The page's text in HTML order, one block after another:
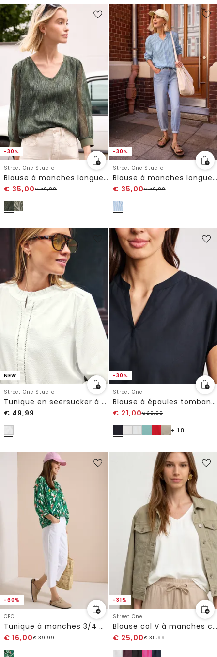
-30%
Street One Studio
Blouse à manches longues avec col en V en mousseline de soie
€ 35,00€49,99
-30%
Street One Studio
Blouse à manches longues en qualité seersucker
€ 35,00€49,99
NEW
Street One Studio
Tunique en seersucker à manches 3/4 avec détails de ruban
€ 49,99
-30%
Street One
Blouse à épaules tombantes avec col fendu
€ 21,00€29,99
+ 10
-60%
CECIL
Tunique à manches 3/4 avec col fendu et imprimé
€ 16,00€39,99
-31%
Street One
Blouse col V à manches courtes
€ 25,00€35,99